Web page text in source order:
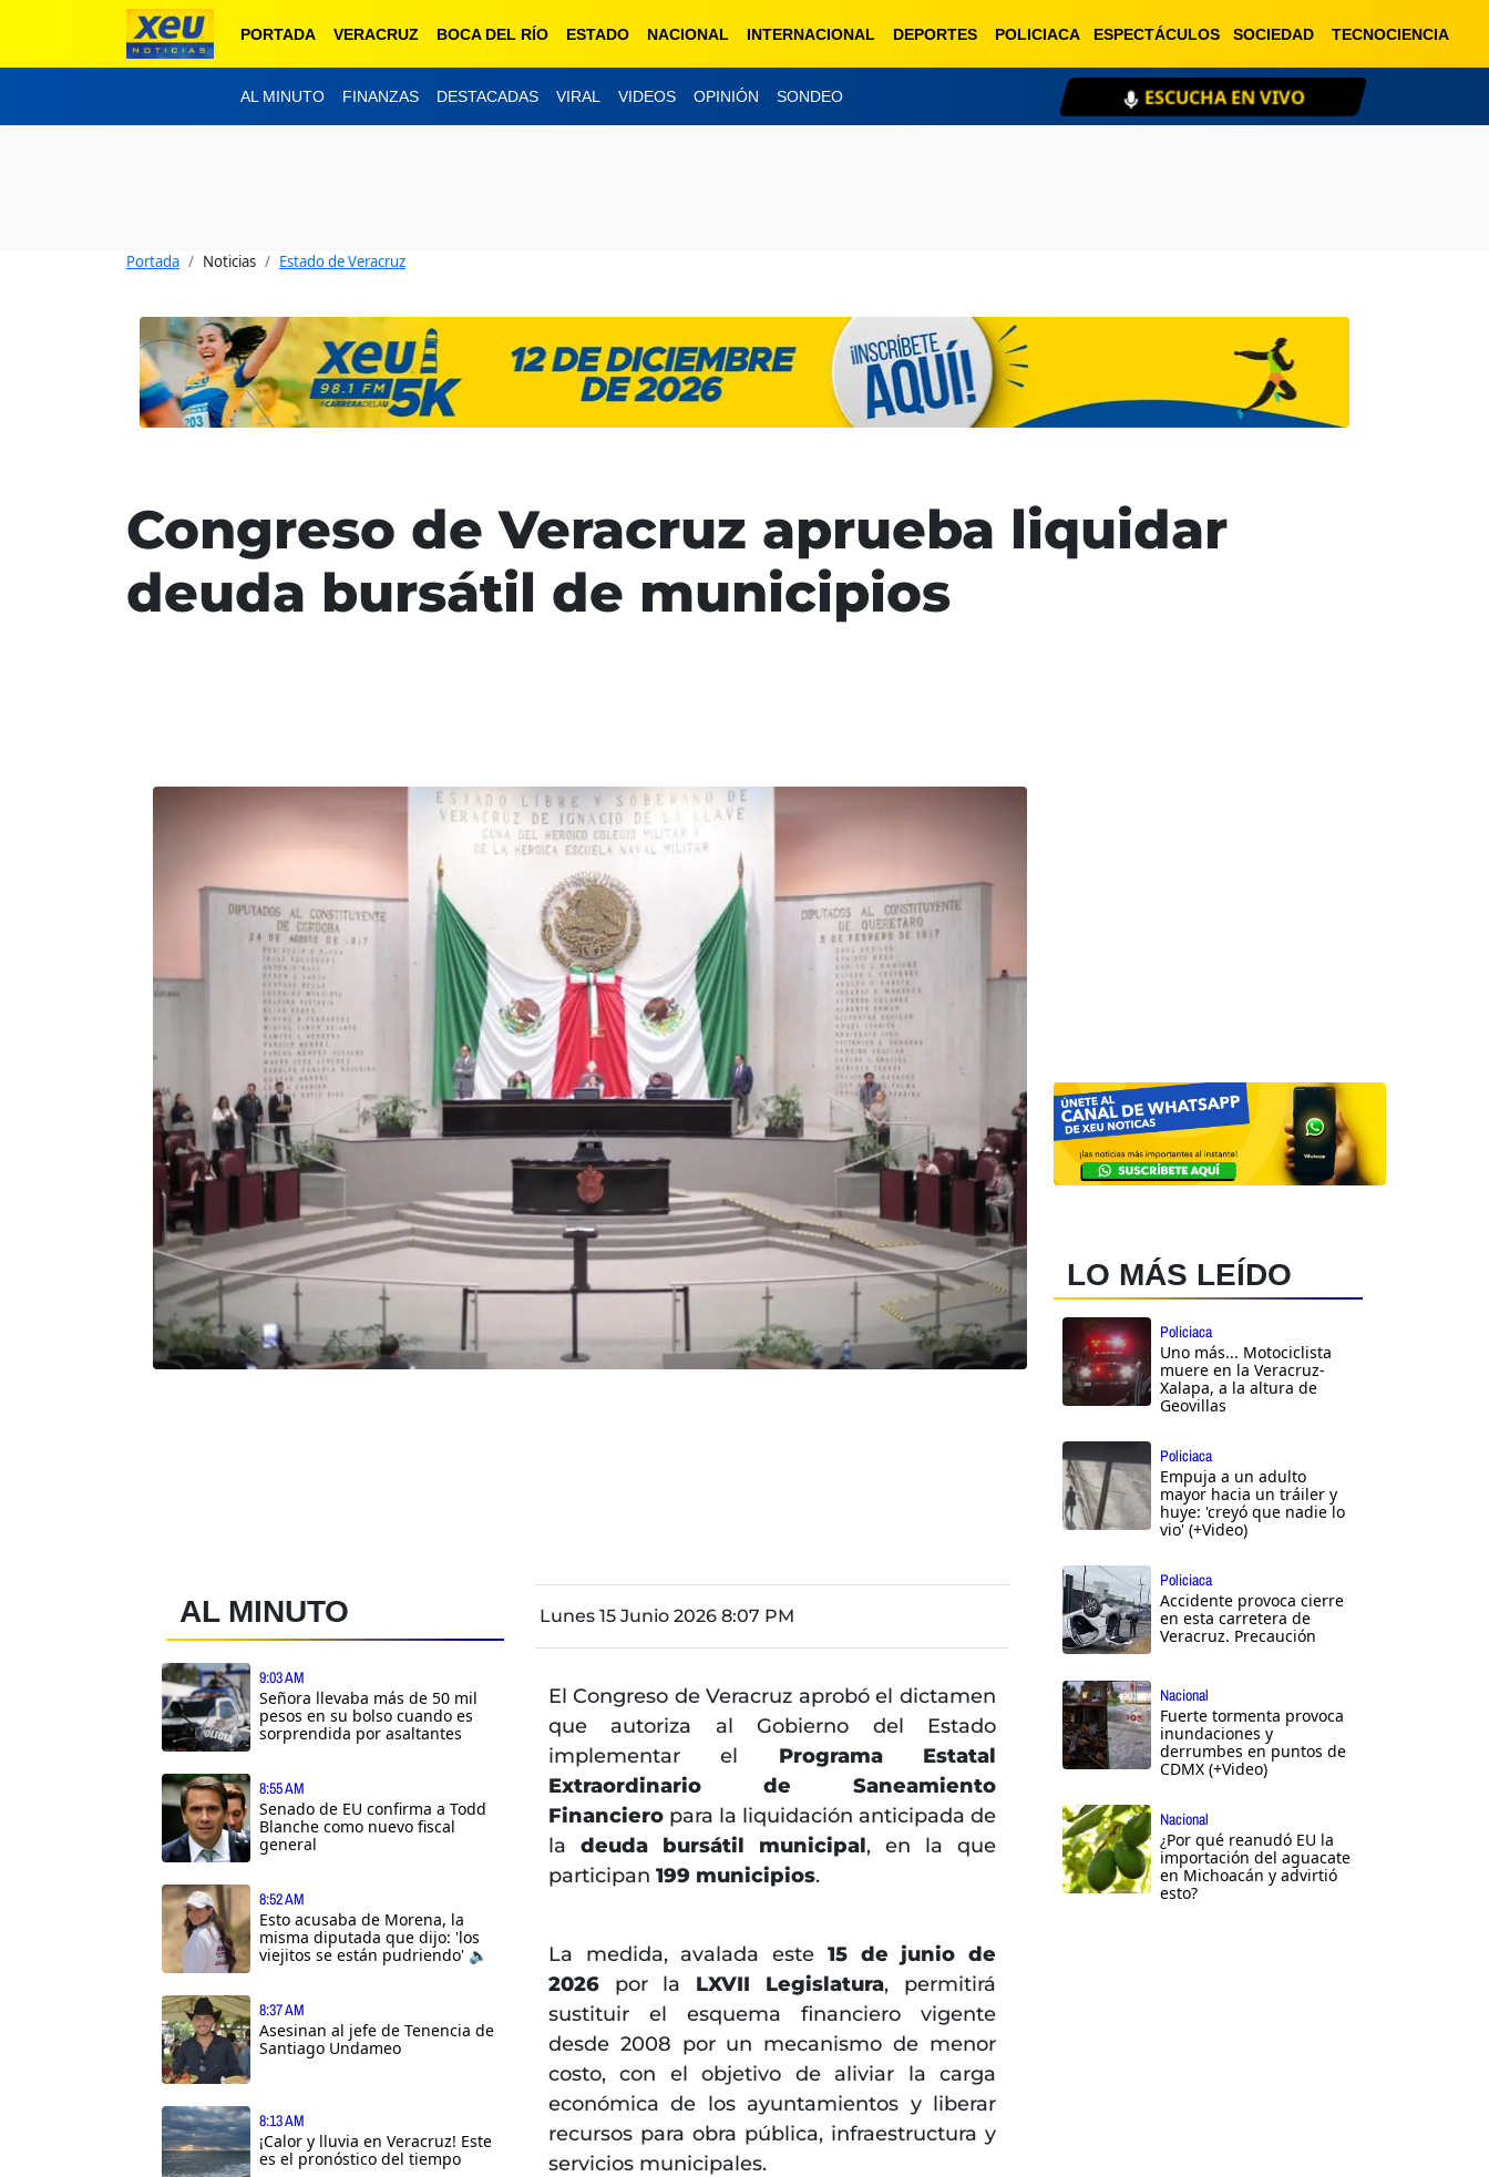
PORTADA VERACRUZ BOCA DEL RÍO ESTADO NACIONAL INTERNACIONAL DEPORTES POLICIACA ESPECTÁCULOS SOCIEDAD TECNOCIENCIA
AL MINUTO FINANZAS DESTACADAS VIRAL VIDEOS OPINIÓN SONDEO ESCUCHA EN VIVO
Portada Noticias Estado de Veracruz
Congreso de Veracruz aprueba liquidar
deuda bursátil de municipios
AL MINUTO
9:03 AM
Señora llevaba más de 50 mil
pesos en su bolso cuando es
sorprendida por asaltantes
8:55 AM
Senado de EU confirma a Todd
Blanche como nuevo fiscal
general
8:52 AM
Esto acusaba de Morena, la
misma diputada que dijo: 'los
viejitos se están pudriendo' 🔈
8:37 AM
Asesinan al jefe de Tenencia de
Santiago Undameo
8:13 AM
¡Calor y lluvia en Veracruz! Este
es el pronóstico del tiempo
Lunes 15 Junio 2026 8:07 PM
El Congreso de Veracruz aprobó el dictamen
que autoriza al Gobierno del Estado
implementar el Programa Estatal
Extraordinario de Saneamiento
Financieropara la liquidación anticipada de
la deuda bursátil municipal, en la que
participan 199 municipios.
La medida, avalada este 15 de junio de
2026por la LXVII Legislatura, permitirá
sustituir el esquema financiero vigente
desde 2008 por un mecanismo de menor
costo, con el objetivo de aliviar la carga
económica de los ayuntamientos y liberar
recursos para obra pública, infraestructura y
servicios municipales.
LO MÁS LEÍDO
Policiaca
Uno más... Motociclista
muere en la Veracruz-
Xalapa, a la altura de
Geovillas
Policiaca
Empuja a un adulto
mayor hacia un tráiler y
huye: 'creyó que nadie lo
vio' (+Video)
Policiaca
Accidente provoca cierre
en esta carretera de
Veracruz. Precaución
Nacional
Fuerte tormenta provoca
inundaciones y
derrumbes en puntos de
CDMX (+Video)
Nacional
¿Por qué reanudó EU la
importación del aguacate
en Michoacán y advirtió
esto?